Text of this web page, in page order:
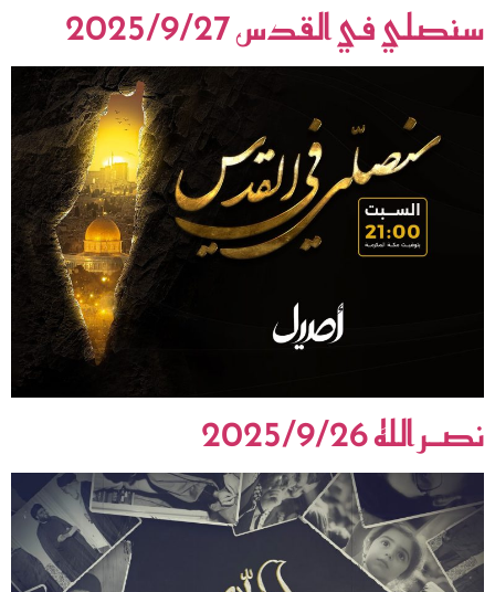
سنصلي في القدس 2025/9/27
نصـر الله 2025/9/26